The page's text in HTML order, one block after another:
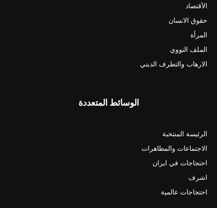
الأقتصاد
حقوق الانسان
المرأة
الملف النووي
الارهاب والتطرف الديني
الوسائط المتعددة
الرئيسة المنتخبة
الاجتماعات والمظاهرات
احتجاجات في ايران
اشرف
احتجاجات عالمية